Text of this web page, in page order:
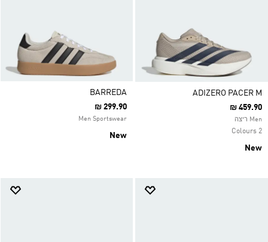
ADIZERO PACER M
₪ 459.90
Men ריצה
2 Colours
New
BARREDA
₪ 299.90
Men Sportswear
New